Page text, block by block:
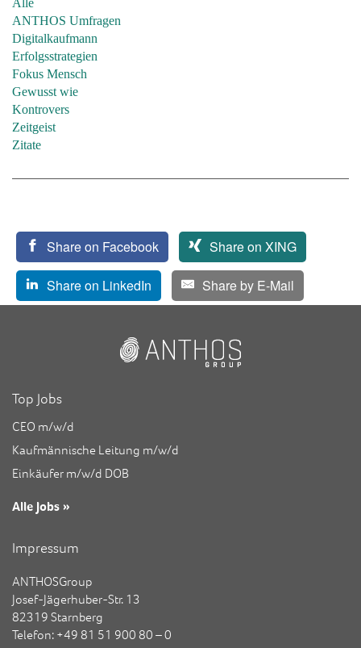
Alle
ANTHOS Umfragen
Digitalkaufmann
Erfolgsstrategien
Fokus Mensch
Gewusst wie
Kontrovers
Zeitgeist
Zitate
Share on Facebook Share on XING
Share on LinkedIn Share by E-Mail
Top Jobs
CEO m/w/d
Kaufmännische Leitung m/w/d
Einkäufer m/w/d DOB
Alle Jobs »
Impressum
ANTHOSGroup
Josef-Jägerhuber-Str. 13
82319 Starnberg
Telefon: +49 81 51 900 80 – 0